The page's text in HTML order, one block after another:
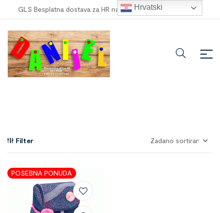
GLS Besplatna dostava za HR narudžbe veće od 100,00 €
Filter
POSEBNA PONUDA
Hrvatski